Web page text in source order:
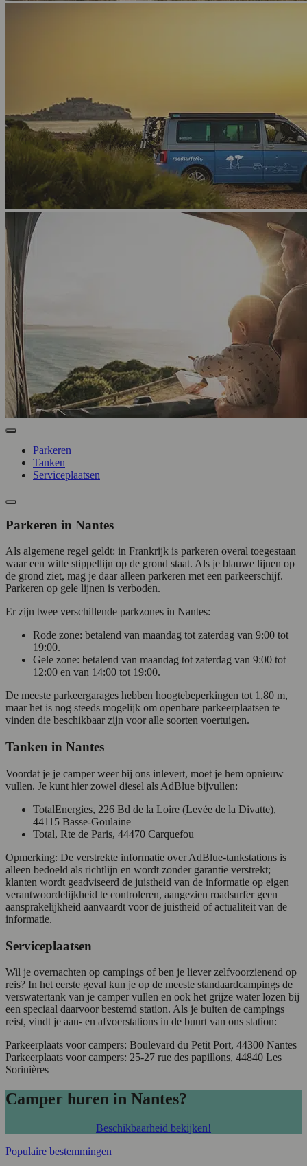
Parkeren
Tanken
Serviceplaatsen
Parkeren in Nantes
Als algemene regel geldt: in Frankrijk is parkeren overal toegestaan
waar een witte stippellijn op de grond staat. Als je blauwe lijnen op
de grond ziet, mag je daar alleen parkeren met een parkeerschijf.
Parkeren op gele lijnen is verboden.
Er zijn twee verschillende parkzones in Nantes:
Rode zone: betalend van maandag tot zaterdag van 9:00 tot
19:00.
Gele zone: betalend van maandag tot zaterdag van 9:00 tot
12:00 en van 14:00 tot 19:00.
De meeste parkeergarages hebben hoogtebeperkingen tot 1,80 m,
maar het is nog steeds mogelijk om openbare parkeerplaatsen te
vinden die beschikbaar zijn voor alle soorten voertuigen.
Tanken in Nantes
Voordat je je camper weer bij ons inlevert, moet je hem opnieuw
vullen. Je kunt hier zowel diesel als AdBlue bijvullen:
TotalEnergies, 226 Bd de la Loire (Levée de la Divatte),
44115 Basse-Goulaine
Total, Rte de Paris, 44470 Carquefou
Opmerking: De verstrekte informatie over AdBlue-tankstations is
alleen bedoeld als richtlijn en wordt zonder garantie verstrekt;
klanten wordt geadviseerd de juistheid van de informatie op eigen
verantwoordelijkheid te controleren, aangezien roadsurfer geen
aansprakelijkheid aanvaardt voor de juistheid of actualiteit van de
informatie.
Serviceplaatsen
Wil je overnachten op campings of ben je liever zelfvoorzienend op
reis? In het eerste geval kun je op de meeste standaardcampings de
verswatertank van je camper vullen en ook het grijze water lozen bij
een speciaal daarvoor bestemd station. Als je buiten de campings
reist, vindt je aan- en afvoerstations in de buurt van ons station:
Parkeerplaats voor campers: Boulevard du Petit Port, 44300 Nantes
Parkeerplaats voor campers: 25-27 rue des papillons, 44840 Les
Sorinières
Camper huren in Nantes?
Beschikbaarheid bekijken!
Populaire bestemmingen